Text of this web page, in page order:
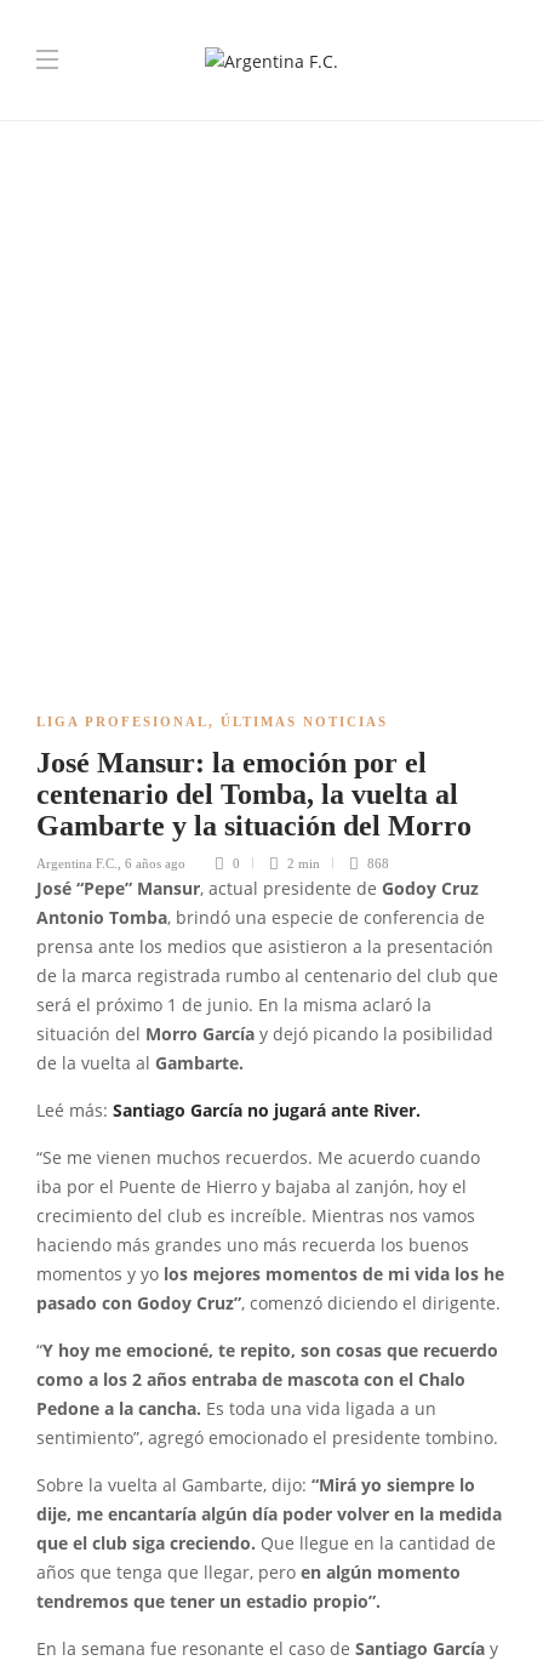
LIGA PROFESIONAL, ÚLTIMAS NOTICIAS
José Mansur: la emoción por el
centenario del Tomba, la vuelta al
Gambarte y la situación del Morro
Argentina F.C. 6 años ago 0 2 min 868
José “Pepe” Mansur, actual presidente de Godoy Cruz
Antonio Tomba, brindó una especie de conferencia de
prensa ante los medios que asistieron a la presentación
de la marca registrada rumbo al centenario del club que
será el próximo 1 de junio. En la misma aclaró la
situación del Morro García y dejó picando la posibilidad
de la vuelta al Gambarte.
Leé más: Santiago García no jugará ante River.
“Se me vienen muchos recuerdos. Me acuerdo cuando
iba por el Puente de Hierro y bajaba al zanjón, hoy el
crecimiento del club es increíble. Mientras nos vamos
haciendo más grandes uno más recuerda los buenos
momentos y yo los mejores momentos de mi vida los he
pasado con Godoy Cruz”, comenzó diciendo el dirigente.
“Y hoy me emocioné, te repito, son cosas que recuerdo
como a los 2 años entraba de mascota con el Chalo
Pedone a la cancha. Es toda una vida ligada a un
sentimiento”, agregó emocionado el presidente tombino.
Sobre la vuelta al Gambarte, dijo: “Mirá yo siempre lo
dije, me encantaría algún día poder volver en la medida
que el club siga creciendo. Que llegue en la cantidad de
años que tenga que llegar, pero en algún momento
tendremos que tener un estadio propio”.
En la semana fue resonante el caso de Santiago García y